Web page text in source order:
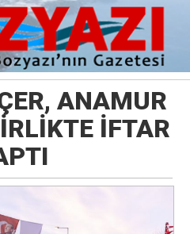
ANAMUR
İFTAR